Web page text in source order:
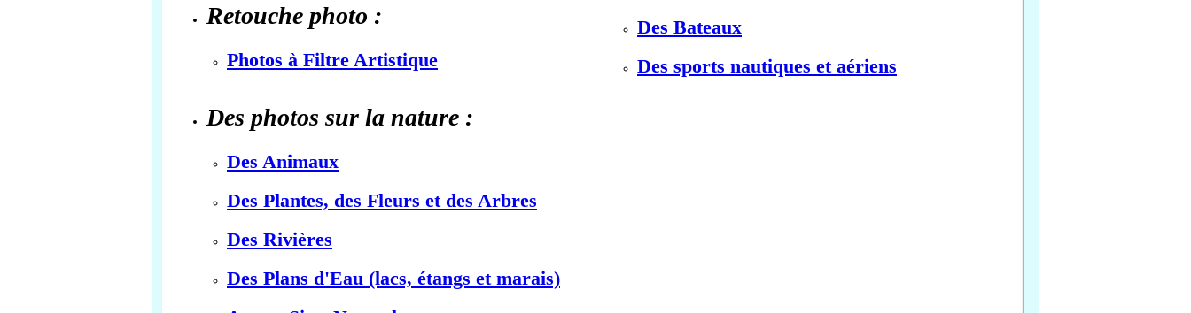
Retouche photo :
Photos à Filtre Artistique
Des photos sur la nature :
Des Animaux
Des Plantes, des Fleurs et des Arbres
Des Rivières
Des Plans d'Eau (lacs, étangs et marais)
Des Bateaux
Des sports nautiques et aériens